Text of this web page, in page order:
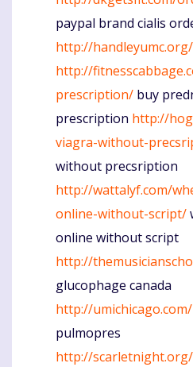
paypal brand cialis
http://
http://
prescription/ buy
prescription http://
viagra-without-
without precsription
http://wattalyf.com/
online-without-script/
online without script
http://
glucophage canada
http://
pulmopres
http://